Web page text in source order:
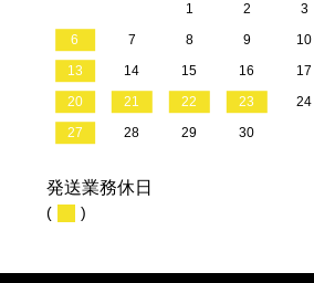
1 2 3
6
7 8 9 10
13
14 15 16 17
20
21 22 23 24
27
28 29 30
発送業務休日
( )